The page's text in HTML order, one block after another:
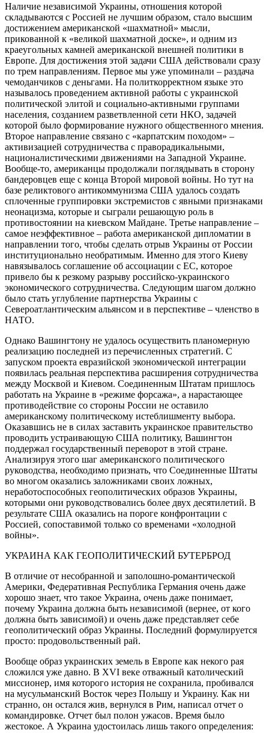
Наличие независимой Украины, отношения которой
складываются с Россией не лучшим образом, стало высшим
достижением американской «шахматной» мысли,
прикованной к «великой шахматной доске», и одним из
краеугольных камней американской внешней политики в
Европе. Для достижения этой задачи США действовали сразу
по трем направлениям. Первое мы уже упоминали – раздача
чемоданчиков с деньгами. На политкорректном языке это
называлось проведением активной работы с украинской
политической элитой и социально-активными группами
населения, созданием разветвленной сети НКО, задачей
которой было формирование нужного общественного мнения.
Второе направление связано с «карпатским походом» –
активизацией сотрудничества с праворадикальными,
националистическими движениями на Западной Украине.
Вообще-то, американцы продолжали поглядывать в сторону
бандеровцев еще с конца Второй мировой войны. Но тут на
базе реликтового антикоммунизма США удалось создать
сплоченные группировки экстремистов с явными признаками
неонацизма, которые и сыграли решающую роль в
противостоянии на киевском Майдане. Третье направление –
самое неэффективное – работа американской дипломатии в
направлении того, чтобы сделать отрыв Украины от России
институционально необратимым. Именно для этого Киеву
навязывалось соглашение об ассоциации с ЕС, которое
привело бы к резкому разрыву российско-украинского
экономического сотрудничества. Следующим шагом должно
было стать углубление партнерства Украины с
Североатлантическим альянсом и в перспективе – членство в
НАТО.
Однако Вашингтону не удалось осуществить планомерную
реализацию последней из перечисленных стратегий. С
запуском проекта евразийской экономической интеграции
появилась реальная перспектива расширения сотрудничества
между Москвой и Киевом. Соединенным Штатам пришлось
работать на Украине в «режиме форсажа», а нарастающее
противодействие со стороны России не оставило
американскому политическому истеблишменту выбора.
Оказавшись не в силах заставить украинское правительство
проводить устраивающую США политику, Вашингтон
поддержал государственный переворот в этой стране.
Анализируя этого шаг американского политического
руководства, необходимо признать, что Соединенные Штаты
во многом оказались заложниками своих ложных,
неработоспособных геополитических образов Украины,
которыми они руководствовались более двух десятилетий. В
результате США оказались на пороге конфронтации с
Россией, сопоставимой только со временами «холодной
войны».
УКРАИНА КАК ГЕОПОЛИТИЧЕСКИЙ БУТЕРБРОД
В отличие от несобранной и заполошно-романтической
Америки, Федеративная Республика Германия очень даже
хорошо знает, что такое Украина, очень даже понимает,
почему Украина должна быть независимой (вернее, от кого
должна быть зависимой) и очень даже представляет себе
геополитический образ Украины. Последний формулируется
просто: продовольственный рай.
Вообще образ украинских земель в Европе как некого рая
сложился уже давно. В XVI веке отважный католический
миссионер, имя которого история не сохранила, пробивался
на мусульманский Восток через Польшу и Украину. Как ни
странно, он остался жив, вернулся в Рим, написал отчет о
командировке. Отчет был полон ужасов. Время было
жестокое. А Украина удостоилась лишь такого определения: